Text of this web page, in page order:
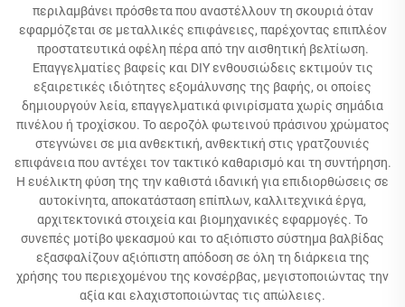
περιλαμβάνει πρόσθετα που αναστέλλουν τη σκουριά όταν
εφαρμόζεται σε μεταλλικές επιφάνειες, παρέχοντας επιπλέον
προστατευτικά οφέλη πέρα από την αισθητική βελτίωση.
Επαγγελματίες βαφείς και DIY ενθουσιώδεις εκτιμούν τις
εξαιρετικές ιδιότητες εξομάλυνσης της βαφής, οι οποίες
δημιουργούν λεία, επαγγελματικά φινιρίσματα χωρίς σημάδια
πινέλου ή τροχίσκου. Το αεροζόλ φωτεινού πράσινου χρώματος
στεγνώνει σε μια ανθεκτική, ανθεκτική στις γρατζουνιές
επιφάνεια που αντέχει τον τακτικό καθαρισμό και τη συντήρηση.
Η ευέλικτη φύση της την καθιστά ιδανική για επιδιορθώσεις σε
αυτοκίνητα, αποκατάσταση επίπλων, καλλιτεχνικά έργα,
αρχιτεκτονικά στοιχεία και βιομηχανικές εφαρμογές. Το
συνεπές μοτίβο ψεκασμού και το αξιόπιστο σύστημα βαλβίδας
εξασφαλίζουν αξιόπιστη απόδοση σε όλη τη διάρκεια της
χρήσης του περιεχομένου της κονσέρβας, μεγιστοποιώντας την
αξία και ελαχιστοποιώντας τις απώλειες.